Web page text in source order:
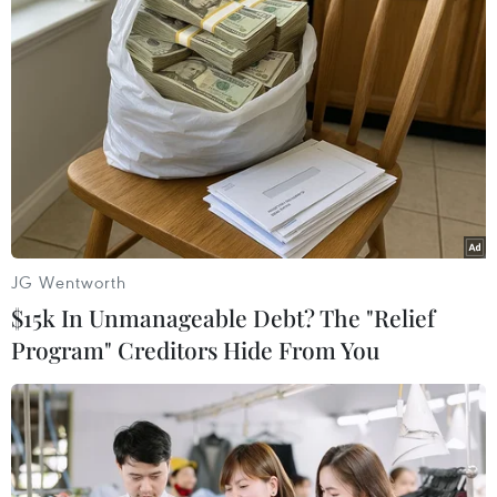
#Tăng trưởng #Viễn thông
#Đình công
#Nhiên liệu
Anh
Theo dõi VietnamPlus
TIN CÙNG CHUYÊN MỤC
JG Wentworth
$15k In Unmanageable Debt? The "Relief
Program" Creditors Hide From You